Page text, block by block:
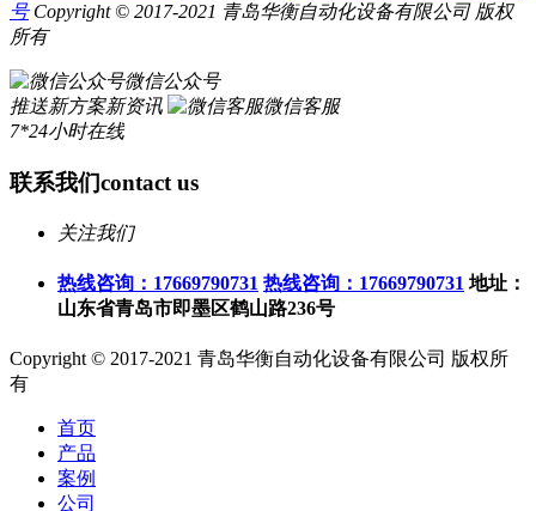
号 Copyright © 2017-2021 青岛华衡自动化设备有限公司 版权
所有
微信公众号
推送新方案新资讯
微信客服
7*24小时在线
联系我们contact us
关注我们
热线咨询：17669790731 热线咨询：17669790731 地址：
山东省青岛市即墨区鹤山路236号
Copyright © 2017-2021 青岛华衡自动化设备有限公司 版权所
有
首页
产品
案例
公司